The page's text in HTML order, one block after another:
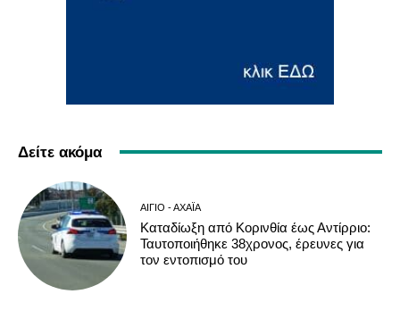
Δείτε ακόμα
ΑΊΓΙΟ - ΑΧΑΪ́Α
Καταδίωξη από Κορινθία έως Αντίρριο:
Ταυτοποιήθηκε 38χρονος, έρευνες για
τον εντοπισμό του